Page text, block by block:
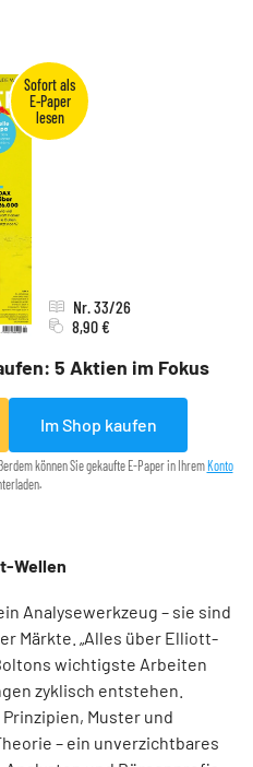
5 Aktien im Fokus
Nr. 33/26
8,90 €
Im Shop kaufen
können Sie gekaufte E-Paper in Ihrem Konto
Wellen
Analysewerkzeug – sie sind
Märkte. „Alles über Elliott-
wichtigste Arbeiten
zyklisch entstehen.
Muster und
– ein unverzichtbares